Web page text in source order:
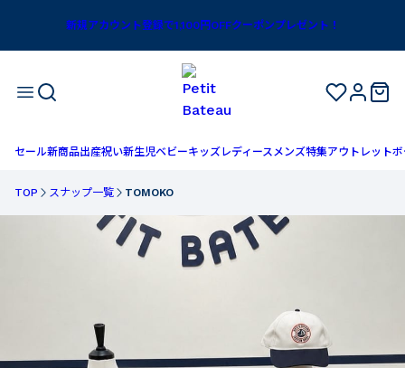
新規アカウント登録で1,100円OFFクーポンプレゼント！
セール新商品出産祝い新生児ベビーキッズ レディースメンズ特集アウトレットボ
TOP スナップ一覧 TOMOKO